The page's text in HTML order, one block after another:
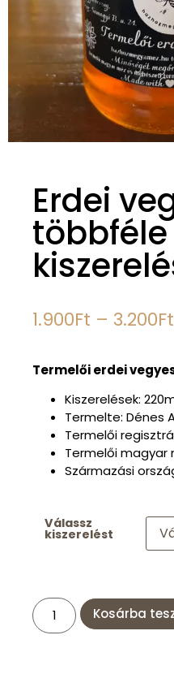
Erdei
többféle
1.900Ft – 3.200Ft
Termelői erdei
Kiszerelések:
Termelte: Dénes
Termelői
Termelői
Származási
Válassz
kiszerelést
Kosárba